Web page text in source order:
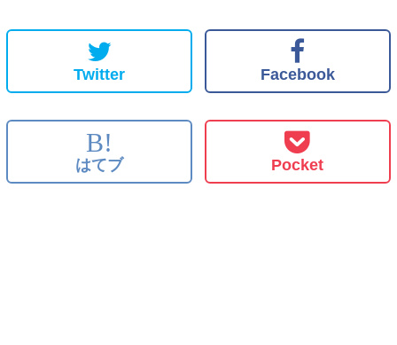
Twitter Facebook
B!
はてブ Pocket